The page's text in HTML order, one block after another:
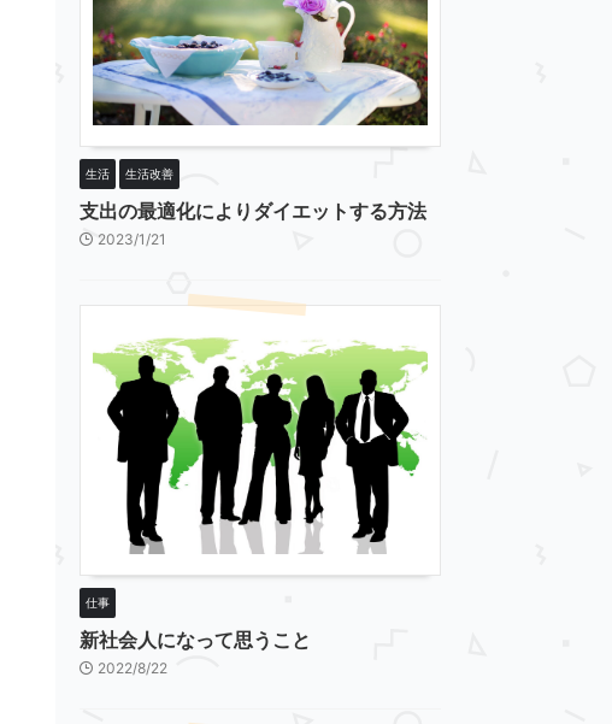
生活 生活改善
支出の最適化によりダイエットする方法
2023/1/21
仕事
新社会人になって思うこと
2022/8/22